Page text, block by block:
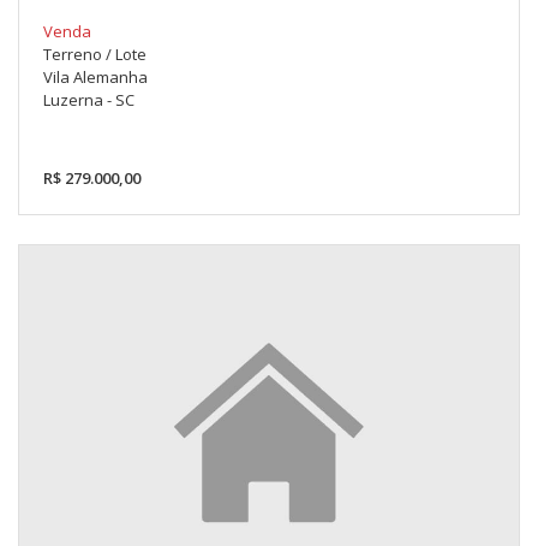
Venda
Terreno / Lote
Vila Alemanha
Luzerna - SC
R$ 279.000,00